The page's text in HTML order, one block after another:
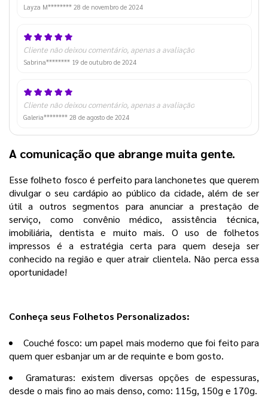
Layza M******** 28 de novembro de 2024
Cliente não deixou comentário, apenas a avaliação
Sabrina******** 19 de outubro de 2024
Cliente não deixou comentário, apenas a avaliação
Galeria******** 28 de agosto de 2024
A comunicação que abrange muita gente.
Esse folheto fosco é perfeito para lanchonetes que querem
divulgar o seu cardápio ao público da cidade, além de ser
útil a outros segmentos para anunciar a prestação de
serviço, como convênio médico, assistência técnica,
imobiliária, dentista e muito mais. O uso de folhetos
impressos é a estratégia certa para quem deseja ser
conhecido na região e quer atrair clientela. Não perca essa
oportunidade!
Conheça seus Folhetos Personalizados:
Couché fosco: um papel mais moderno que foi feito para
quem quer esbanjar um ar de requinte e bom gosto.
Gramaturas: existem diversas opções de espessuras,
desde o mais fino ao mais denso, como: 115g, 150g e 170g.